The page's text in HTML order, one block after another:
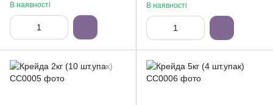
В наявності В наявності